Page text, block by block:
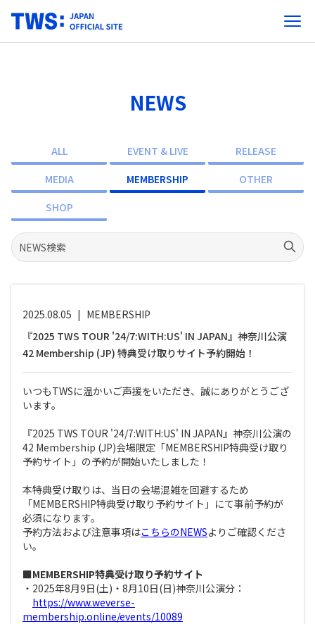
NEWS
ALL EVENT & LIVE
RELEASE
MEDIA
MEMBERSHIP
OTHER
SHOP
2025.08.05 | MEMBERSHIP
『2025 TWS TOUR '24/7:WITH:US' IN JAPAN』神奈川公演
42 Membership (JP) 特典受け取りサイト予約開始！
いつもTWSに温かいご声援をいただき、誠にありがとうござ
います。
『2025 TWS TOUR '24/7:WITH:US' IN JAPAN』神奈川公演の
42 Membership (JP)会場限定「MEMBERSHIP特典受け取り
予約サイト」の予約が開始いたしました！
本特典受け取りは、当日の会場混雑を回避するため
「MEMBERSHIP特典受け取り予約サイト」にて事前予約が
必須になります。
予約方法および注意事項はこちらのNEWSよりご確認くださ
い。
■MEMBERSHIP特典受け取り予約サイト
・2025年8月9日(土)・8月10日(日)神奈川公演分：
https://www.weverse-
membership.online/events/10089